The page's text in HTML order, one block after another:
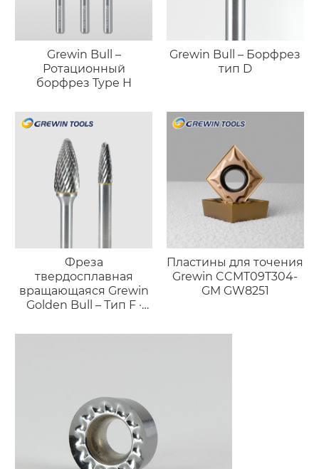
Grewin Bull –
Ротационный
борфрез Type H
Grewin Bull – Борфрез
тип D
Фреза
твердосплавная
вращающаяся Grewin
Golden Bull – Тип F ·
инструмент
Пластины для точения
Grewin CCMT09T304-
GM GW8251